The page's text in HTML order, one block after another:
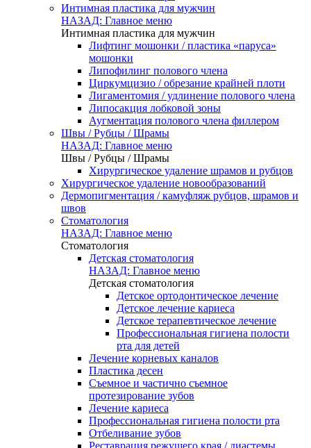
Интимная пластика для мужчин
НАЗАД: Главное меню
Интимная пластика для мужчин
Лифтинг мошонки / пластика «паруса»
мошонки
Липофилинг полового члена
Циркумцизио / обрезание крайней плоти
Лигаментомия / удлинение полового члена
Липосакция лобковой зоны
Аугментация полового члена филлером
Швы / Рубцы / Шрамы
НАЗАД: Главное меню
Швы / Рубцы / Шрамы
Хирургическое удаление шрамов и рубцов
Хирургическое удаление новообразований
Дермопигментация / камуфляж рубцов, шрамов и
швов
Стоматология
НАЗАД: Главное меню
Стоматология
Детская стоматология
НАЗАД: Главное меню
Детская стоматология
Детское ортодонтическое лечение
Детское лечение кариеса
Детское терапевтическое лечение
Профессиональная гигиена полости
рта для детей
Лечение корневых каналов
Пластика десен
Съемное и частично съемное
протезирование зубов
Лечение кариеса
Профессиональная гигиена полости рта
Отбеливание зубов
Реставрация режущего края / диастемы